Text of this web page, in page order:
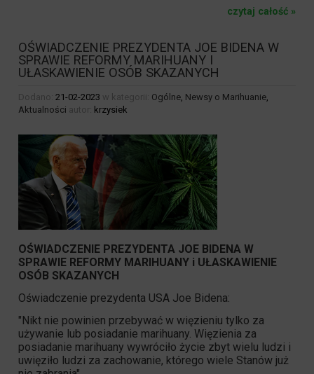
czytaj całość »
OŚWIADCZENIE PREZYDENTA JOE BIDENA W
SPRAWIE REFORMY MARIHUANY I
UŁASKAWIENIE OSÓB SKAZANYCH
Dodano: 21-02-2023 w kategorii: Ogólne Newsy o Marihuanie
Aktualności autor: krzysiek
OŚWIADCZENIE PREZYDENTA JOE BIDENA W
SPRAWIE REFORMY MARIHUANY i UŁASKAWIENIE
OSÓB SKAZANYCH
Oświadczenie prezydenta USA Joe Bidena:
"Nikt nie powinien przebywać w więzieniu tylko za
używanie lub posiadanie marihuany. Więzienia za
posiadanie marihuany wywróciło życie zbyt wielu ludzi i
uwięziło ludzi za zachowanie, którego wiele Stanów już